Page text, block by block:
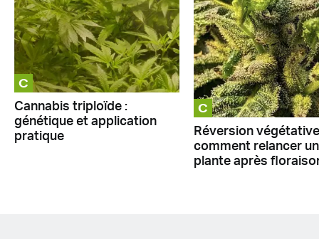
C
Cannabis triploïde :
génétique et application
pratique
C
Réversion
comment relancer
plante après